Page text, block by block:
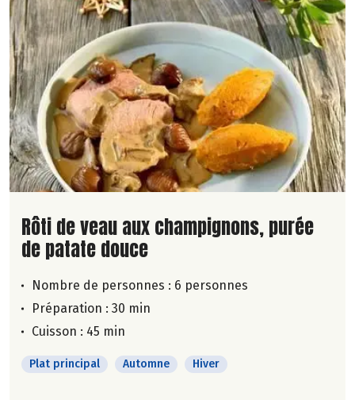
Lire la suite de la recette
Rôti de veau aux champignons, purée
de patate douce
Nombre de personnes : 6 personnes
Préparation : 30 min
Cuisson : 45 min
Plat principal Automne Hiver